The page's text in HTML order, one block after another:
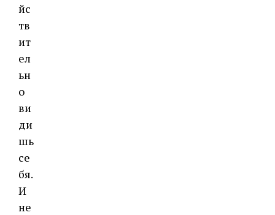
йс
тв
ит
ел
ьн
о
ви
ди
шь
се
бя.
И
не